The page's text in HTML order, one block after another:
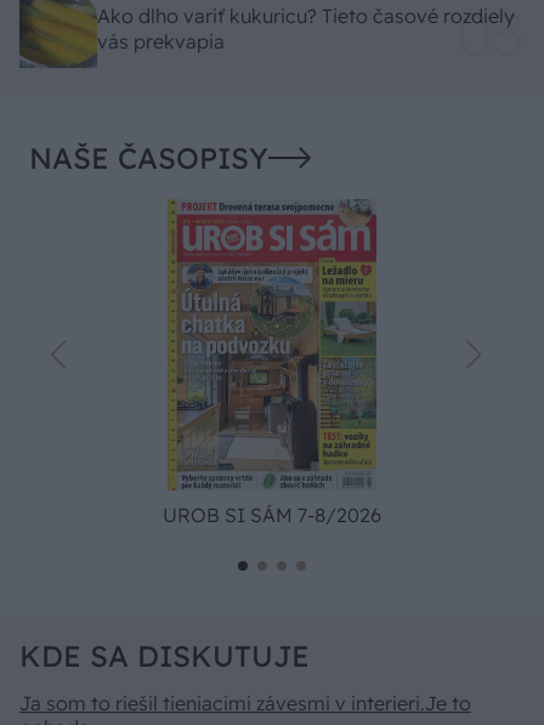
Ako dlho variť kukuricu? Tieto časové rozdiely
vás prekvapia
NAŠE ČASOPISY
UROB SI SÁM 7-8/2026
KDE SA DISKUTUJE
Ja som to riešil tieniacimi závesmi v interieri.Je to